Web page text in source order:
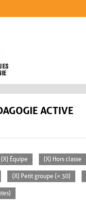
ACTIVE
(X) Équipe (X) Hors classe
(X) Petit groupe (< 30)